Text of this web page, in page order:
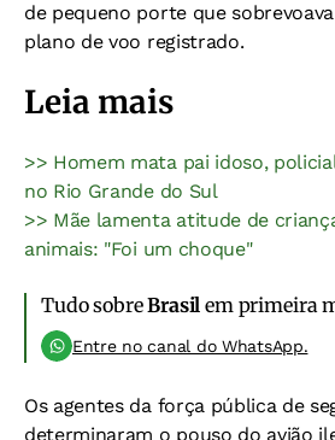
de pequeno porte que
plano de voo registrado.
Leia mais
>> Homem mata pai idoso,
no Rio Grande do Sul
>> Mãe lamenta atitude de
animais: "Foi um choque"
Tudo sobreBrasil em primeira
Entre no canal do WhatsApp.
Os agentes da força pública de
determinaram o pouso do avião